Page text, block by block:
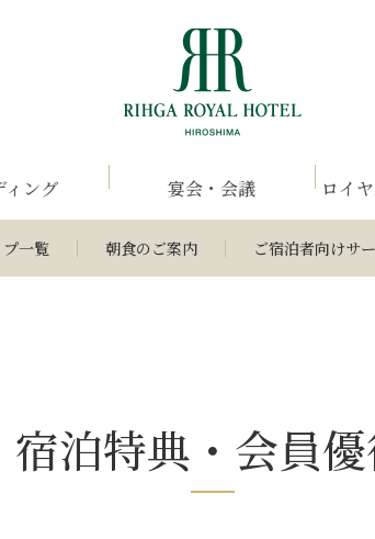
ィング 宴会・会議 ロイ
一覧 朝食のご案内 ご宿泊者向けサ
宿泊特典・会員